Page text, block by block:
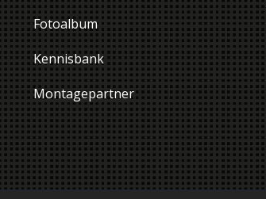
Fotoalbum
Kennisbank
Montagepartner